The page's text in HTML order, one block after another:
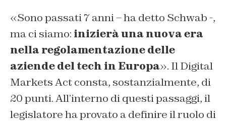
«Sono passati 7 anni – ha detto Schwab -,
ma ci siamo: inizierà una nuova era
nella regolamentazione delle
aziende del tech in Europa». Il Digital
Markets Act consta, sostanzialmente, di
20 punti. All’interno di questi passaggi, il
legislatore ha provato a definire il ruolo di